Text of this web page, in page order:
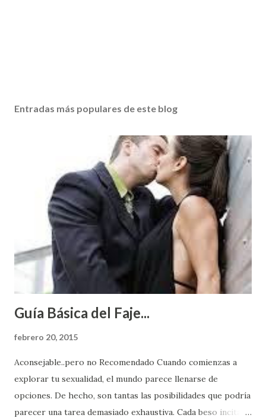
Entradas más populares de este blog
Guía Básica del Faje...
febrero 20, 2015
Aconsejable..pero no Recomendado Cuando comienzas a
explorar tu sexualidad, el mundo parece llenarse de
opciones. De hecho, son tantas las posibilidades que podría
parecer una tarea demasiado exhaustiva. Cada beso incita